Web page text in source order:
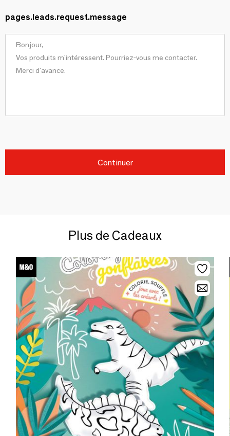
pages.leads.request.message
Continuer
Plus de Cadeaux